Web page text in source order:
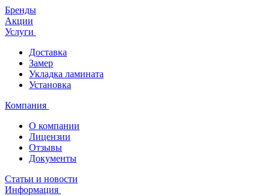
Бренды
Акции
Услуги
Доставка
Замер
Укладка ламината
Установка
Компания
О компании
Лицензии
Отзывы
Документы
Статьи и новости
Информация